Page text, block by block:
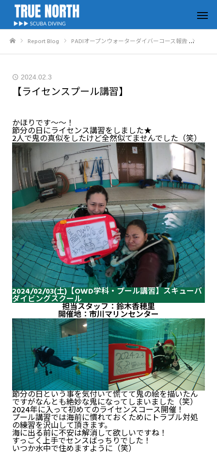
Report Blog PADIオープンウォーターダイバーコース報告
2024.02.3
【ライセンスプール講習】
かほりです～～！
節分の日にライセンス講習をしました★
2人で鬼の真似をしたけど全然似てませんでした（笑）
2024/02/03(土)【OWD学科・プール講習】スキューバ
ダイビングスクール
担当スタッフ：鈴木香穂里
開催地：市川マリンセンター
節分の日という事を気付いて慌てて鬼の絵を描いたん
ですがなんとも絶妙な鬼になってしまいました（笑）
2024年に入って初めてのライセンスコース開催！
プール講習では海前に慣れておくためにトラブル対処
の練習を沢山して頂きます。
海に出る前に不安は解消して欲しいですね！
すっごく上手でセンスばっちりでした！
いつか水中で住めますように（笑）